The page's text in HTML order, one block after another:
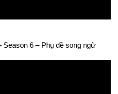
Season 6 – Phụ đề song ngữ